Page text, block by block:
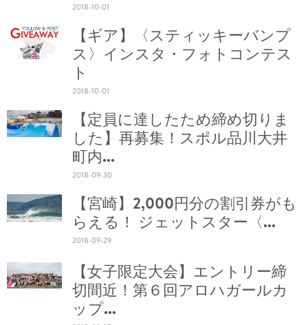
2018-10-01
【ギア】〈スティッキーバンプ
ス〉インスタ・フォトコンテス
ト
2018-10-01
【定員に達したため締め切りま
した】再募集！スポル品川大井
町内...
2018-09-30
【宮崎】2,000円分の割引券がも
らえる！ ジェットスター〈...
2018-09-29
【女子限定大会】エントリー締
切間近！第６回アロハガールカ
ップ...